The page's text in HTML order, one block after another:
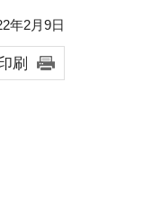
年2月9日
刷